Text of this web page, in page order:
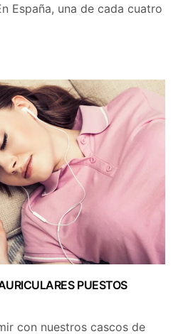
España, una de cada cuatro
PUESTOS
con nuestros cascos de